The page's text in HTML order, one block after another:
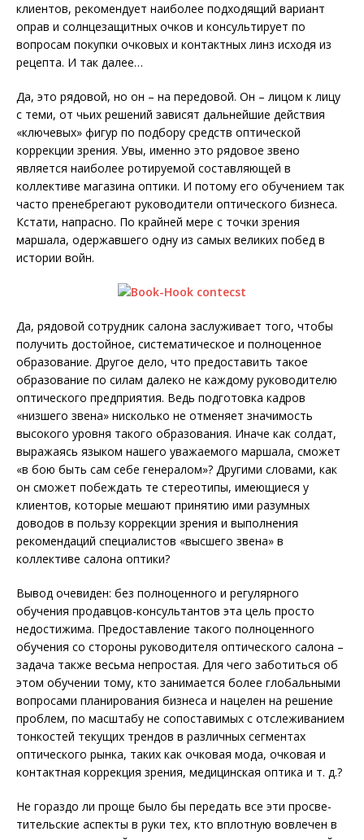
клиентов, рекомендует наиболее подходящий вариант
оправ и солнцезащитных очков и консультирует по
вопросам покупки очковых и контактных линз исходя из
рецепта. И так далее…
Да, это рядовой, но он – на передовой. Он – лицом к лицу
с теми, от чьих решений зависят дальнейшие действия
«ключевых» фигур по подбору средств оптической
коррекции зрения. Увы, именно это рядовое звено
является наиболее ротируемой составляющей в
коллективе магазина оптики. И потому его обучением так
часто пренебрегают руководители оптического бизнеса.
Кстати, напрасно. По крайней мере с точки зрения
маршала, одержавшего одну из самых великих побед в
истории войн.
Да, рядовой сотрудник салона заслуживает того, чтобы
получить достойное, систематическое и полноценное
образование. Другое дело, что предоставить такое
образование по силам далеко не каждому руководителю
оптического предприятия. Ведь подготовка кадров
«низшего звена» нисколько не отменяет значимость
высокого уровня такого образования. Иначе как солдат,
выражаясь языком нашего уважаемого маршала, сможет
«в бою быть сам себе генералом»? Другими словами, как
он сможет побеждать те стереотипы, имеющиеся у
клиентов, которые мешают принятию ими разумных
доводов в пользу коррекции зрения и выполнения
рекомендаций специалистов «высшего звена» в
коллективе салона оптики?
Вывод очевиден: без полноценного и регулярного
обучения продавцов-консультантов эта цель просто
недостижима. Предоставление такого полноценного
обучения со стороны руководителя оптического салона –
задача также весьма непростая. Для чего заботиться об
этом обучении тому, кто занимается более глобальными
вопросами планирования бизнеса и нацелен на решение
проблем, по масштабу не сопоставимых с отслеживанием
тонкостей текущих трендов в различных сегментах
оптического рынка, таких как очковая мода, очковая и
контактная коррекция зрения, медицинская оптика и т. д.?
Не гораздо ли проще было бы передать все эти про­све­
тительские аспекты в руки тех, кто вплотную вовлечен в